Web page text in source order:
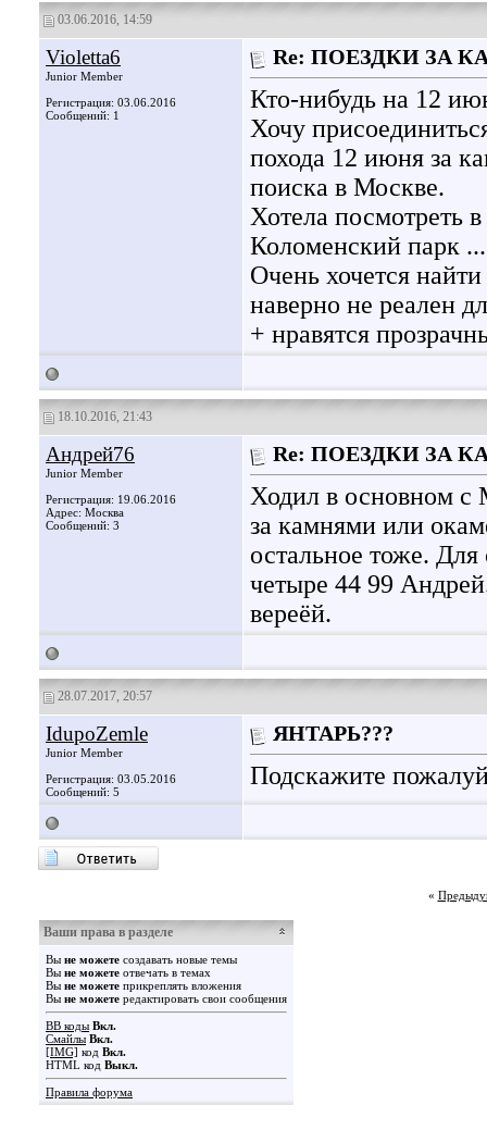
03.06.2016, 14:59
Violetta6
Junior Member
Регистрация: 03.06.2016
Сообщений: 1
Re: ПОЕЗДКИ ЗА
Кто-нибудь на 12
Хочу
похода 12 июня за
поиска в Москве.
Хотела посмотреть
Коломенский парк ...
Очень хочется
наверно не реален
+ нравятся
18.10.2016, 21:43
Андрей76
Junior Member
Регистрация: 19.06.2016
Адрес: Москва
Сообщений: 3
Re: ПОЕЗДКИ ЗА
Ходил в основном с
за камнями или
остальное тоже.
четыре 44 99
вереёй.
28.07.2017, 20:57
IdupoZemle
Junior Member
Регистрация: 03.05.2016
Сообщений: 5
ЯНТАРЬ???
Подскажите
«
Ваши права в разделе
Вы не можете создавать новые темы
Вы не можете отвечать в темах
Вы не можете прикреплять вложения
Вы не можете редактировать свои сообщения
BB коды Вкл.
Смайлы Вкл.
[IMG] код Вкл.
HTML код Выкл.
Правила форума